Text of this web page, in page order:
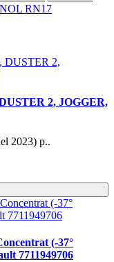
RN17
2, JOGGER,
2023) p..
(-37°
7711949706